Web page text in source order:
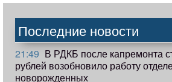
Последние новости
21:49 В РДКБ после капремонта
рублей возобновило работу
новорожденных